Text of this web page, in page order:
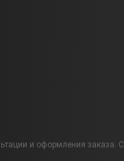
и оформления заказа. С